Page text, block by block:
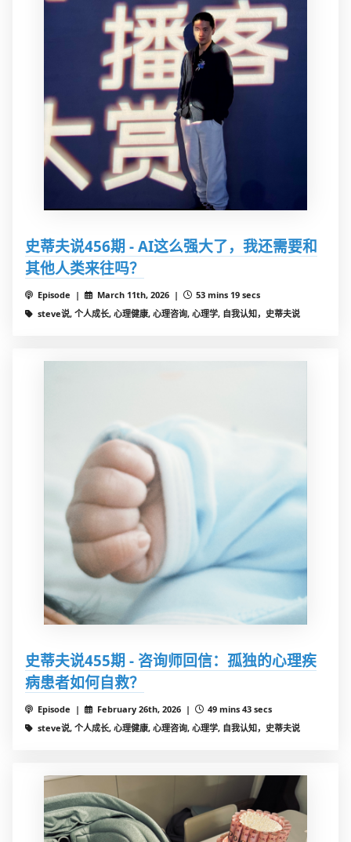
史蒂夫说456期 - AI这么强大了，我还需要和
其他人类来往吗？
Episode | March 11th, 2026 |
53 mins 19 secs
steve说, 个人成长, 心理健康, 心理咨询, 心理学, 自我认知，史蒂夫说
史蒂夫说455期 - 咨询师回信：孤独的心理疾
病患者如何自救？
Episode | February 26th, 2026 |
49 mins 43 secs
steve说, 个人成长, 心理健康, 心理咨询, 心理学, 自我认知，史蒂夫说